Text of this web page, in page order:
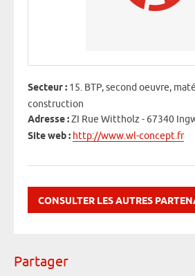
Secteur : 15. BTP, second oeuvre,
construction
Adresse :ZI Rue Wittholz - 67340
Site web : http://www.wl-concept.fr
CONSULTER LES AUTRES
Partager